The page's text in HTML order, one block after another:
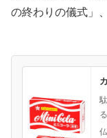
の終わりの儀式」